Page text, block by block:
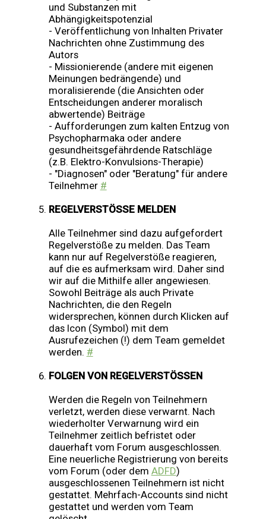
und Substanzen mit
Abhängigkeitspotenzial
- Veröffentlichung von Inhalten Privater
Nachrichten ohne Zustimmung des
Autors
- Missionierende (andere mit eigenen
Meinungen bedrängende) und
moralisierende (die Ansichten oder
Entscheidungen anderer moralisch
abwertende) Beiträge
- Aufforderungen zum kalten Entzug von
Psychopharmaka oder andere
gesundheitsgefährdende Ratschläge
(z.B. Elektro-Konvulsions-Therapie)
- "Diagnosen" oder "Beratung" für andere
Teilnehmer #
REGELVERSTÖSSE MELDEN
Alle Teilnehmer sind dazu aufgefordert
Regelverstöße zu melden. Das Team
kann nur auf Regelverstöße reagieren,
auf die es aufmerksam wird. Daher sind
wir auf die Mithilfe aller angewiesen.
Sowohl Beiträge als auch Private
Nachrichten, die den Regeln
widersprechen, können durch Klicken auf
das Icon (Symbol) mit dem
Ausrufezeichen (!) dem Team gemeldet
werden. #
FOLGEN VON REGELVERSTÖSSEN
Werden die Regeln von Teilnehmern
verletzt, werden diese verwarnt. Nach
wiederholter Verwarnung wird ein
Teilnehmer zeitlich befristet oder
dauerhaft vom Forum ausgeschlossen.
Eine neuerliche Registrierung von bereits
vom Forum (oder dem ADFD)
ausgeschlossenen Teilnehmern ist nicht
gestattet. Mehrfach-Accounts sind nicht
gestattet und werden vom Team